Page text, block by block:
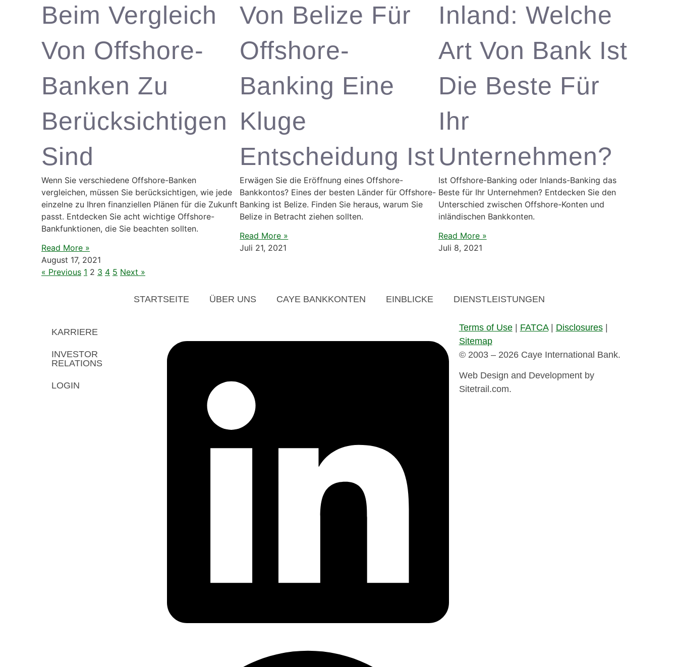
Beim Vergleich
Von Offshore-
Banken Zu
Berücksichtigen
Sind
Wenn Sie verschiedene Offshore-Banken
vergleichen, müssen Sie berücksichtigen, wie jede
einzelne zu Ihren finanziellen Plänen für die Zukunft
passt. Entdecken Sie acht wichtige Offshore-
Bankfunktionen, die Sie beachten sollten.
Read More »
August 17, 2021
Von Belize Für
Offshore-
Banking Eine
Kluge
Entscheidung Ist
Erwägen Sie die Eröffnung eines Offshore-
Bankkontos? Eines der besten Länder für Offshore-
Banking ist Belize. Finden Sie heraus, warum Sie
Belize in Betracht ziehen sollten.
Read More »
Juli 21, 2021
Inland: Welche
Art Von Bank Ist
Die Beste Für
Ihr
Unternehmen?
Ist Offshore-Banking oder Inlands-Banking das
Beste für Ihr Unternehmen? Entdecken Sie den
Unterschied zwischen Offshore-Konten und
inländischen Bankkonten.
Read More »
Juli 8, 2021
« Previous 1 2 3 4 5 Next »
STARTSEITE ÜBER UNS CAYE BANKKONTEN EINBLICKE DIENSTLEISTUNGEN
KARRIERE
INVESTOR
RELATIONS
LOGIN
Terms of Use| FATCA| Disclosures|
Sitemap
© 2003 – 2026 Caye International Bank.
Web Design and Development by
Sitetrail.com.